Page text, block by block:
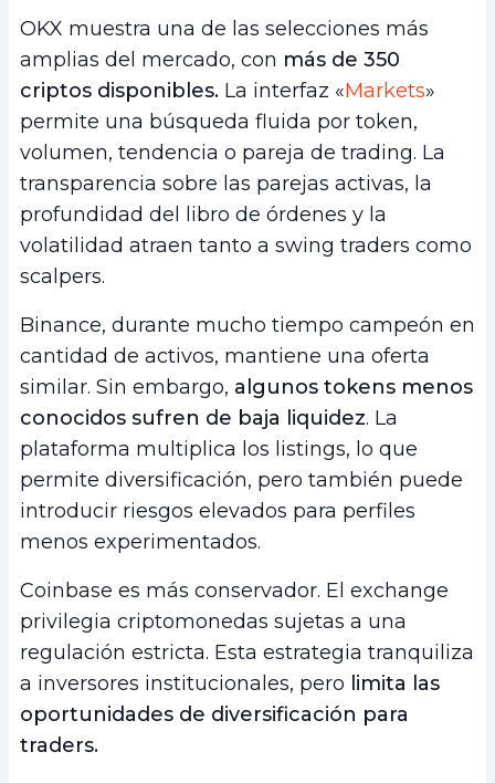
OKX muestra una de las selecciones más
amplias del mercado, con más de 350
criptos disponibles. La interfaz «Markets»
permite una búsqueda fluida por token,
volumen, tendencia o pareja de trading. La
transparencia sobre las parejas activas, la
profundidad del libro de órdenes y la
volatilidad atraen tanto a swing traders como
scalpers.
Binance, durante mucho tiempo campeón en
cantidad de activos, mantiene una oferta
similar. Sin embargo, algunos tokens menos
conocidos sufren de baja liquidez. La
plataforma multiplica los listings, lo que
permite diversificación, pero también puede
introducir riesgos elevados para perfiles
menos experimentados.
Coinbase es más conservador. El exchange
privilegia criptomonedas sujetas a una
regulación estricta. Esta estrategia tranquiliza
a inversores institucionales, pero limita las
oportunidades de diversificación para
traders.